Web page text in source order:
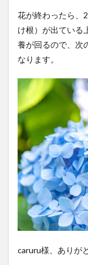
花が終わったら、
け根）が出ている
養が回るので、次
なります。
caruru様、ありが